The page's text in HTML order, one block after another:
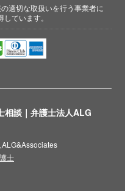
相談｜弁護士法人ALG
適切な取扱いを行う事業者に
しています。
士